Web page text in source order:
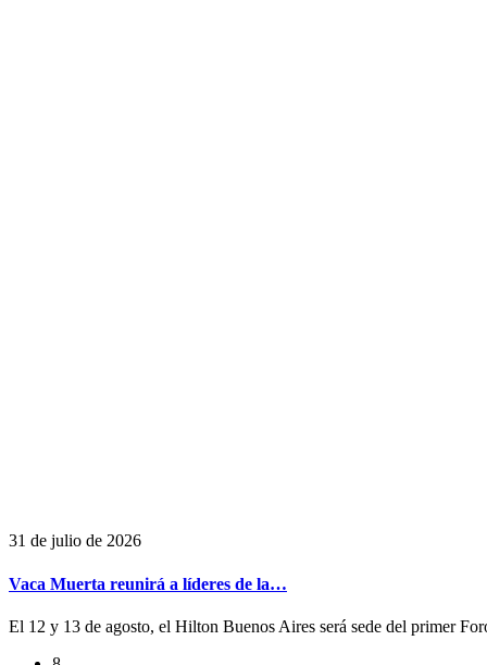
31 de julio de 2026
Vaca Muerta reunirá a líderes de la…
El 12 y 13 de agosto, el Hilton Buenos Aires será sede del primer